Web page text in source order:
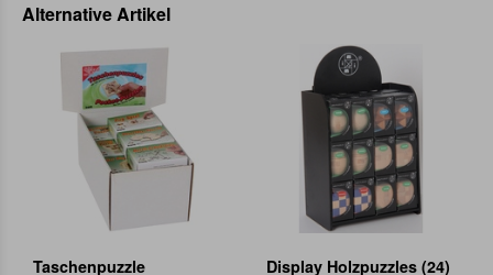
Alternative Artikel
Taschenpuzzle
Display Holzpuzzles (24)